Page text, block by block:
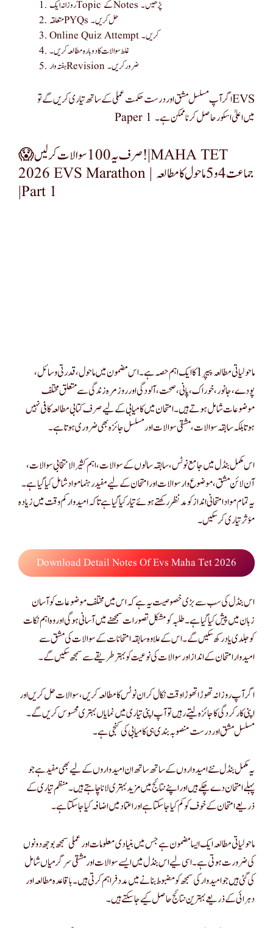
روزانہ ایک Topic کے Notes پڑھیں۔
متعلقہ PYQs حل کریں۔
Online Quiz Attempt کریں۔
غلط سوالات کا دوبارہ مطالعہ کریں۔
ہفتہ وار Revision ضرور کریں۔
اگر آپ مسلسل مشق اور درست حکمت عملی کے ساتھ تیاری کریں گے تو EVS
Paper 1 میں اعلیٰ اسکور حاصل کرنا ممکن ہے۔
😱 صرف یہ 100 سوالات کر لیں! | MAHA TET
2026 EVS Marathon | جماعت 4 و 5 ماحول کا مطالعہ
| Part 1
ماحولیاتی مطالعہ پیپر 1 کا ایک اہم حصہ ہے۔ اس مضمون میں ماحول، قدرتی وسائل،
پودے، جانور، خوراک، پانی، صحت، آلودگی اور روزمرہ زندگی سے متعلق مختلف
موضوعات شامل ہوتے ہیں۔ امتحان میں کامیابی کے لیے صرف کتابی مطالعہ کافی نہیں
ہوتا بلکہ سابقہ سوالات، مشقی سوالات اور مسلسل جائزہ بھی ضروری ہوتا ہے۔
اس مکمل بنڈل میں جامع نوٹس، سابقہ سالوں کے سوالات، اہم کثیر الانتخابی سوالات،
آن لائن مشق، موضوع وار سوالات اور امتحان کے لیے مفید رہنما مواد شامل کیا گیا ہے۔
یہ تمام مواد امتحانی انداز کو مدنظر رکھتے ہوئے تیار کیا گیا ہے تاکہ امیدوار کم وقت میں زیادہ
مؤثر تیاری کر سکیں۔
Download Detail Notes Of Evs Maha Tet 2026
اس بنڈل کی سب سے بڑی خصوصیت یہ ہے کہ اس میں مختلف موضوعات کو آسان
زبان میں پیش کیا گیا ہے۔ طلبہ کو مشکل تصورات سمجھنے میں آسانی ہوگی اور وہ اہم نکات
کو جلدی یاد رکھ سکیں گے۔ اس کے علاوہ سابقہ امتحانات کے سوالات کی مشق سے
امیدوار امتحان کے انداز اور سوالات کی نوعیت کو بہتر طریقے سے سمجھ سکیں گے۔
اگر آپ روزانہ تھوڑا تھوڑا وقت نکال کر ان نوٹس کا مطالعہ کریں، سوالات حل کریں اور
اپنی کارکردگی کا جائزہ لیتے رہیں تو آپ اپنی تیاری میں نمایاں بہتری محسوس کریں گے۔
مسلسل مشق اور درست منصوبہ بندی ہی کامیابی کی کنجی ہے۔
یہ مکمل بنڈل نئے امیدواروں کے ساتھ ساتھ ان امیدواروں کے لیے بھی مفید ہے جو
پہلے امتحان دے چکے ہیں اور اپنے نتائج میں مزید بہتری لانا چاہتے ہیں۔ منظم تیاری کے
ذریعے امتحان کے خوف کو کم کیا جا سکتا ہے اور اعتماد میں اضافہ کیا جا سکتا ہے۔
ماحولیاتی مطالعہ ایک ایسا مضمون ہے جس میں بنیادی معلومات اور عملی سمجھ بوجھ دونوں
کی ضرورت ہوتی ہے۔ اسی لیے اس بنڈل میں ایسے سوالات اور مشقی سرگرمیاں شامل
کی گئی ہیں جو امیدوار کی سمجھ کو مضبوط بنانے میں مدد فراہم کرتی ہیں۔ باقاعدہ مطالعہ اور
دہرائی کے ذریعے بہترین نتائج حاصل کیے جا سکتے ہیں۔